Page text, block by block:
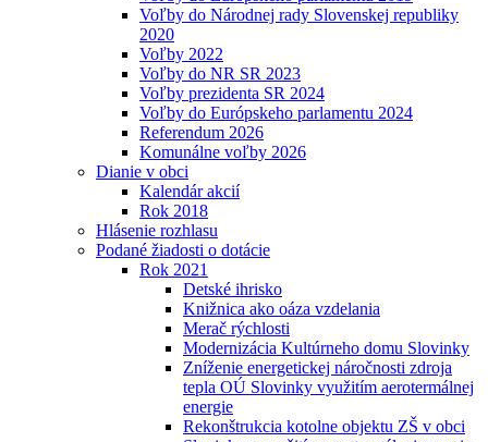
Voľby do Národnej rady Slovenskej republiky
2020
Voľby 2022
Voľby do NR SR 2023
Voľby prezidenta SR 2024
Voľby do Európskeho parlamentu 2024
Referendum 2026
Komunálne voľby 2026
Dianie v obci
Kalendár akcií
Rok 2018
Hlásenie rozhlasu
Podané žiadosti o dotácie
Rok 2021
Detské ihrisko
Knižnica ako oáza vzdelania
Merač rýchlosti
Modernizácia Kultúrneho domu Slovinky
Zníženie energetickej náročnosti zdroja
tepla OÚ Slovinky využitím aerotermálnej
energie
Rekonštrukcia kotolne objektu ZŠ v obci